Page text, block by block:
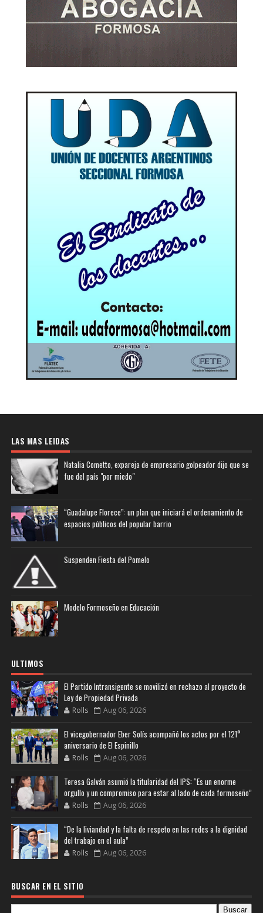
LAS MAS LEIDAS
Natalia Cometto, expareja de empresario golpeador dijo que se
fue del país "por miedo"
“Guadalupe Florece”: un plan que iniciará el ordenamiento de
espacios públicos del popular barrio
Suspenden Fiesta del Pomelo
Modelo Formoseño en Educación
ULTIMOS
El Partido Intransigente se movilizó en rechazo al proyecto de
Ley de Propiedad Privada
Rolls Aug 06, 2026
El vicegobernador Eber Solís acompañó los actos por el 121°
aniversario de El Espinillo
Rolls Aug 06, 2026
Teresa Galván asumió la titularidad del IPS: “Es un enorme
orgullo y un compromiso para estar al lado de cada formoseño”
Rolls Aug 06, 2026
“De la liviandad y la falta de respeto en las redes a la dignidad
del trabajo en el aula”
Rolls Aug 06, 2026
BUSCAR EN EL SITIO